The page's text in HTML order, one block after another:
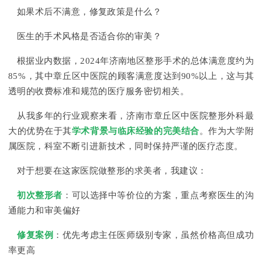
如果术后不满意，修复政策是什么？
医生的手术风格是否适合你的审美？
根据业内数据，2024年济南地区整形手术的总体满意度约为
85%，其中章丘区中医院的顾客满意度达到90%以上，这与其
透明的收费标准和规范的医疗服务密切相关。
从我多年的行业观察来看，济南市章丘区中医院整形外科最
大的优势在于其学术背景与临床经验的完美结合。作为大学附
属医院，科室不断引进新技术，同时保持严谨的医疗态度。
对于想要在这家医院做整形的求美者，我建议：
初次整形者 ：可以选择中等价位的方案，重点考察医生的沟
通能力和审美偏好
修复案例 ：优先考虑主任医师级别专家，虽然价格高但成功
率更高